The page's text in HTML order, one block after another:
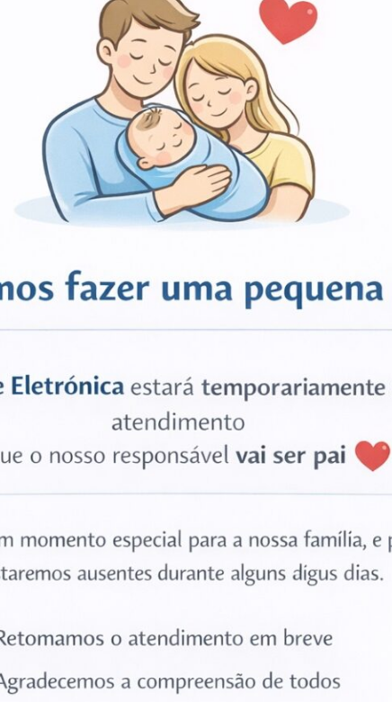
precisa de um berbequim e broca de ferro para fazer os
se montar. No entanto terá custos.
em contacto